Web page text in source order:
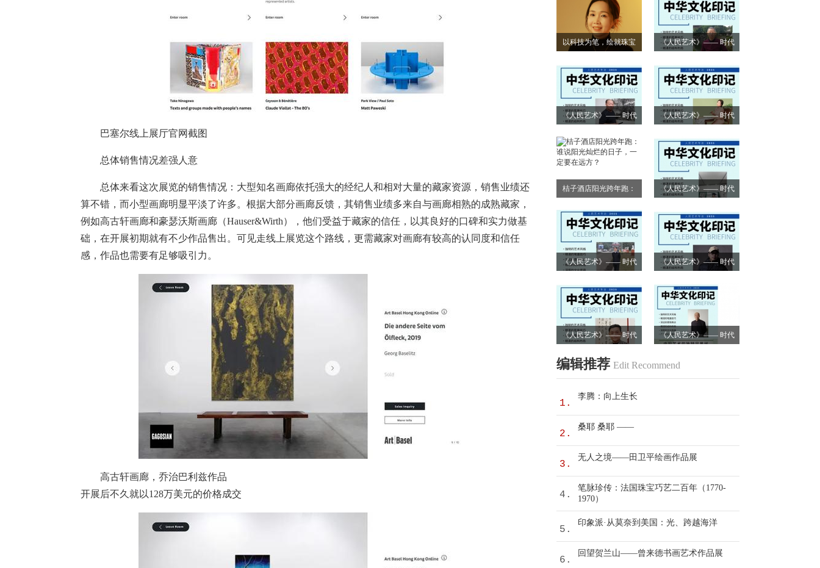
巴塞尔线上展厅官网截图
总体销售情况差强人意
总体来看这次展览的销售情况：大型知名画廊依托强大的经纪人和相对大量的藏家资源，销售业绩还
算不错，而小型画廊明显平淡了许多。根据大部分画廊反馈，其销售业绩多来自与画廊相熟的成熟藏家，
例如高古轩画廊和豪瑟沃斯画廊（Hauser&Wirth），他们受益于藏家的信任，以其良好的口碑和实力做基
础，在开展初期就有不少作品售出。可见走线上展览这个路线，更需藏家对画廊有较高的认同度和信任
感，作品也需要有足够吸引力。
高古轩画廊，乔治巴利兹作品
开展后不久就以128万美元的价格成交
以科技为笔，绘就珠宝 《人民艺术》—— 时代
专访朱建谷
《人民艺术》—— 时代
专访王万宏
《人民艺术》—— 时代
专访刘小爱
桔子酒店阳光跨年跑：
一定要在远方？
《人民艺术》—— 时代
专访莫怀远
《人民艺术》—— 时代
专访卿笃武
《人民艺术》—— 时代
专访张涛
《人民艺术》—— 时代
专访沈志昂
《人民艺术》—— 时代
编辑推荐 Edit Recommend
1.
李腾：向上生长
2.
桑耶 桑耶 ——
3.
无人之境——田卫平绘画作品展
4.
笔脉珍传：法国珠宝巧艺二百年（1770-
1970）
5.
印象派·从莫奈到美国：光、跨越海洋
6.
回望贺兰山——曾来德书画艺术作品展